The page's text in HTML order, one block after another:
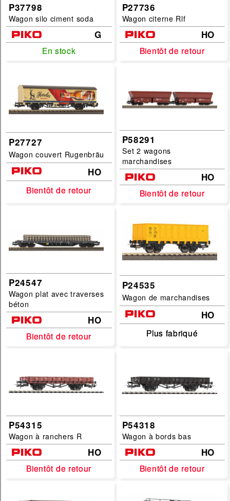
P37798
Wagon silo ciment soda
G
En stock
En stock
P27736
Wagon citerne Rlf
HO
Bientôt de retour
Bientôt de retour
P27727
Wagon couvert Rugenbräu
HO
Bientôt de retour
Bientôt de retour
P58291
Set 2 wagons
marchandises
HO
Bientôt de retour
Bientôt de retour
P24547
Wagon plat avec traverses
béton
HO
Bientôt de retour
Bientôt de retour
P24535
Wagon de marchandises
HO
Plus fabriqué
Plus fabriqué
P54315
Wagon à ranchers R
HO
Bientôt de retour
Bientôt de retour
P54318
Wagon à bords bas
HO
Bientôt de retour
Bientôt de retour